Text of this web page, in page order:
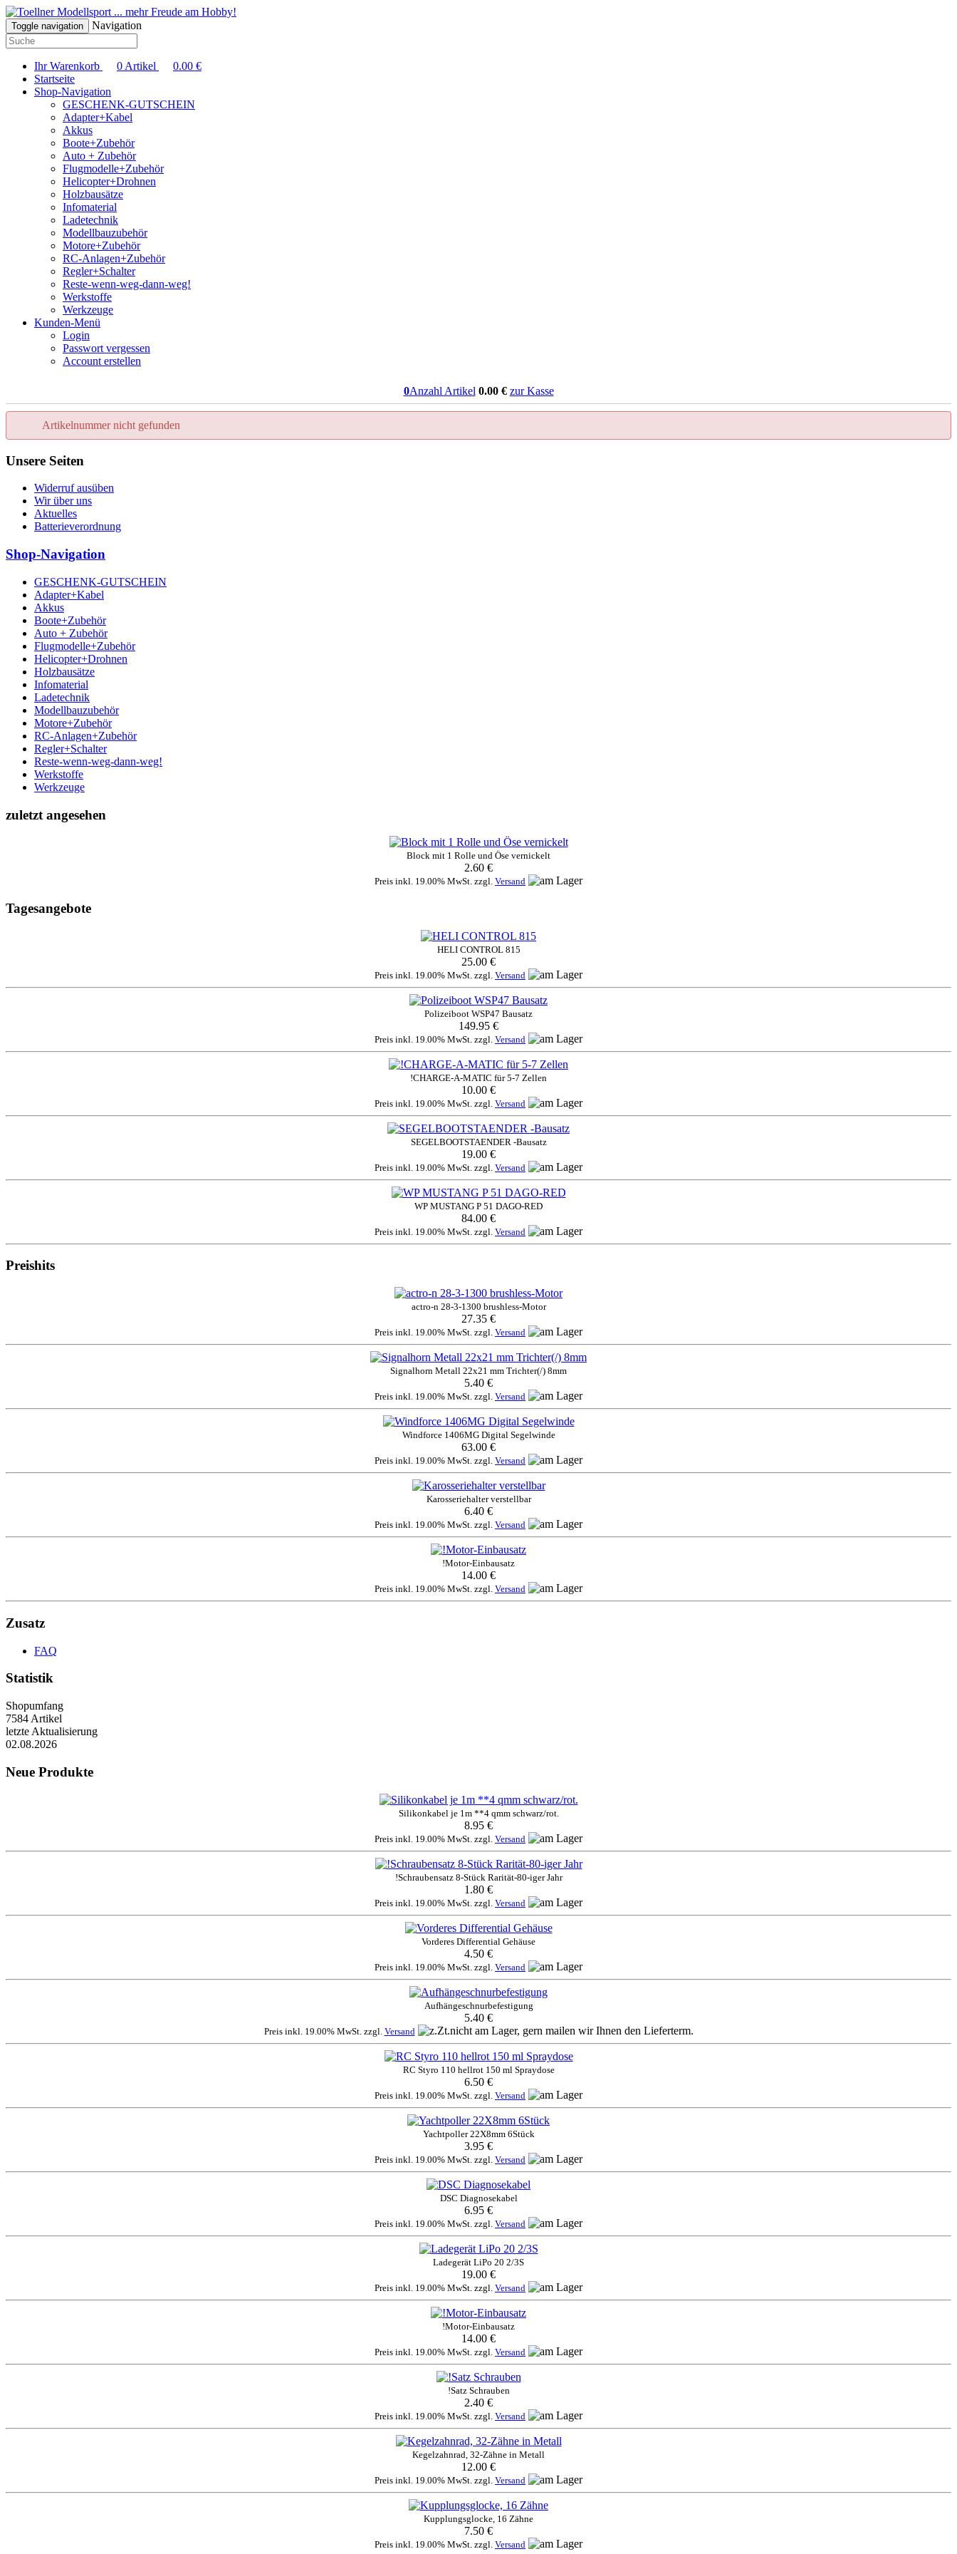
... mehr Freude am Hobby!
Toggle navigation Navigation
Ihr Warenkorb 0 Artikel 0.00 €
Startseite
Shop-Navigation
GESCHENK-GUTSCHEIN
Adapter+Kabel
Akkus
Boote+Zubehör
Auto + Zubehör
Flugmodelle+Zubehör
Helicopter+Drohnen
Holzbausätze
Infomaterial
Ladetechnik
Modellbauzubehör
Motore+Zubehör
RC-Anlagen+Zubehör
Regler+Schalter
Reste-wenn-weg-dann-weg!
Werkstoffe
Werkzeuge
Kunden-Menü
Login
Passwort vergessen
Account erstellen
0Anzahl Artikel 0.00€ zur Kasse
Artikelnummer nicht gefunden
Unsere Seiten
Widerruf ausüben
Wir über uns
Aktuelles
Batterieverordnung
Shop-Navigation
GESCHENK-GUTSCHEIN
Adapter+Kabel
Akkus
Boote+Zubehör
Auto + Zubehör
Flugmodelle+Zubehör
Helicopter+Drohnen
Holzbausätze
Infomaterial
Ladetechnik
Modellbauzubehör
Motore+Zubehör
RC-Anlagen+Zubehör
Regler+Schalter
Reste-wenn-weg-dann-weg!
Werkstoffe
Werkzeuge
zuletzt angesehen
Block mit 1 Rolle und Öse vernickelt
2.60 €
Preis inkl. 19.00% MwSt. zzgl. Versand
Tagesangebote
HELI CONTROL 815
25.00 €
Preis inkl. 19.00% MwSt. zzgl. Versand
Polizeiboot WSP47 Bausatz
149.95 €
Preis inkl. 19.00% MwSt. zzgl. Versand
!CHARGE-A-MATIC für 5-7 Zellen
10.00 €
Preis inkl. 19.00% MwSt. zzgl. Versand
SEGELBOOTSTAENDER -Bausatz
19.00 €
Preis inkl. 19.00% MwSt. zzgl. Versand
WP MUSTANG P 51 DAGO-RED
84.00 €
Preis inkl. 19.00% MwSt. zzgl. Versand
Preishits
actro-n 28-3-1300 brushless-Motor
27.35 €
Preis inkl. 19.00% MwSt. zzgl. Versand
Signalhorn Metall 22x21 mm Trichter(/) 8mm
5.40 €
Preis inkl. 19.00% MwSt. zzgl. Versand
Windforce 1406MG Digital Segelwinde
63.00 €
Preis inkl. 19.00% MwSt. zzgl. Versand
Karosseriehalter verstellbar
6.40 €
Preis inkl. 19.00% MwSt. zzgl. Versand
!Motor-Einbausatz
14.00 €
Preis inkl. 19.00% MwSt. zzgl. Versand
Zusatz
FAQ
Statistik
Shopumfang
7584 Artikel
letzte Aktualisierung
02.08.2026
Neue Produkte
Silikonkabel je 1m **4 qmm schwarz/rot.
8.95 €
Preis inkl. 19.00% MwSt. zzgl. Versand
!Schraubensatz 8-Stück Rarität-80-iger Jahr
1.80 €
Preis inkl. 19.00% MwSt. zzgl. Versand
Vorderes Differential Gehäuse
4.50 €
Preis inkl. 19.00% MwSt. zzgl. Versand
Aufhängeschnurbefestigung
5.40 €
Preis inkl. 19.00% MwSt. zzgl. Versand
RC Styro 110 hellrot 150 ml Spraydose
6.50 €
Preis inkl. 19.00% MwSt. zzgl. Versand
Yachtpoller 22X8mm 6Stück
3.95 €
Preis inkl. 19.00% MwSt. zzgl. Versand
DSC Diagnosekabel
6.95 €
Preis inkl. 19.00% MwSt. zzgl. Versand
Ladegerät LiPo 20 2/3S
19.00 €
Preis inkl. 19.00% MwSt. zzgl. Versand
!Motor-Einbausatz
14.00 €
Preis inkl. 19.00% MwSt. zzgl. Versand
!Satz Schrauben
2.40 €
Preis inkl. 19.00% MwSt. zzgl. Versand
Kegelzahnrad, 32-Zähne in Metall
12.00 €
Preis inkl. 19.00% MwSt. zzgl. Versand
Kupplungsglocke, 16 Zähne
7.50 €
Preis inkl. 19.00% MwSt. zzgl. Versand